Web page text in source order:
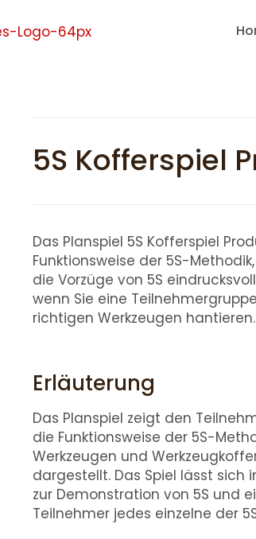
5S Kofferspiel
Das Planspiel 5S Kofferspiel
Funktionsweise der 5S-
die Vorzüge von 5S
wenn Sie eine
richtigen Werkzeugen hantieren.
Erläuterung
Das Planspiel zeigt den
die Funktionsweise der 5S-
Werkzeugen und
dargestellt. Das Spiel lässt sich
zur Demonstration von 5S und
Teilnehmer jedes einzelne der